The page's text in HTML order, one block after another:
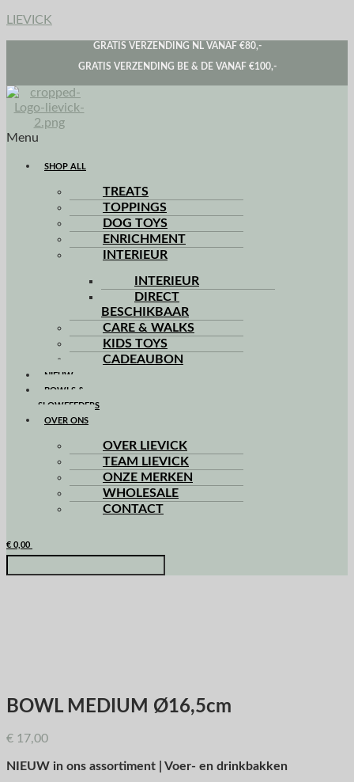
LIEVICK
GRATIS VERZENDING NL VANAF €80,-
GRATIS VERZENDING BE & DE VANAF €100,-
Menu
SHOP ALL
TREATS
TOPPINGS
DOG TOYS
ENRICHMENT
INTERIEUR
INTERIEUR
DIRECT
BESCHIKBAAR
CARE & WALKS
KIDS TOYS
CADEAUBON
NIEUW
BOWLS &
SLOWFEEDERS
OVER ONS
OVER LIEVICK
TEAM LIEVICK
ONZE MERKEN
WHOLESALE
CONTACT
€ 0,00
BOWL MEDIUM Ø16,5cm
€ 17,00
NIEUW in ons assortiment | Voer- en drinkbakken